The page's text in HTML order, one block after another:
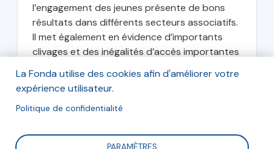
l’engagement des jeunes présente de bons
résultats dans différents secteurs associatifs.
Il met également en évidence d’importants
clivages et des inégalités d’accès importantes
Docteur en sociologie
La Fonda utilise des cookies afin d'améliorer votre
expérience utilisateur.
Politique de confidentialité
PARAMÈTRES